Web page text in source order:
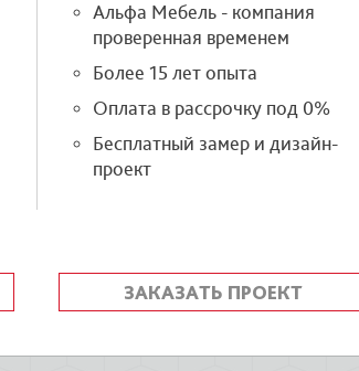
Альфа Мебель - компания
проверенная временем
Более 15 лет опыта
Оплата в рассрочку под 0%
Бесплатный замер и дизайн-
проект
ЗАКАЗАТЬ ПРОЕКТ